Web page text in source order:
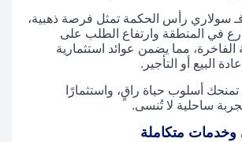
فـ سولاري رأس الحكمة تمثل فرصة ذهبية،
في المنطقة وارتفاع الطلب على
الفاخرة، مما يضمن عوائد استثمارية
البيع أو التأجير.
أسلوب حياة راقٍ، واستثمارًا
ساحلية لا تُنسى.
وخدمات متكاملة